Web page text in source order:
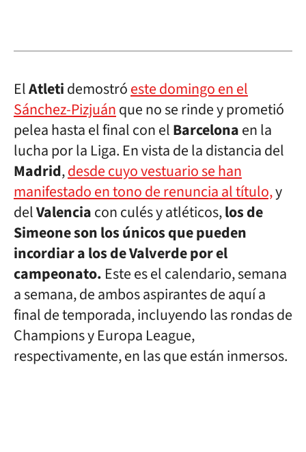
ElAtletidemostróeste domingo en el
Sánchez-Pizjuánque no se rinde y prometió
pelea hasta el final con elBarcelonaen la
lucha por la Liga. En vista de la distancia del
Madrid,desde cuyo vestuario se han
manifestado en tono de renuncia al título,y
delValenciacon culés y atléticos,los de
Simeone son los únicos que pueden
incordiar a los de Valverde por el
campeonato. Este es el calendario, semana
a semana, de ambos aspirantes de aquí a
final de temporada, incluyendo las rondas de
Champions y Europa League,
respectivamente, en las que están inmersos.